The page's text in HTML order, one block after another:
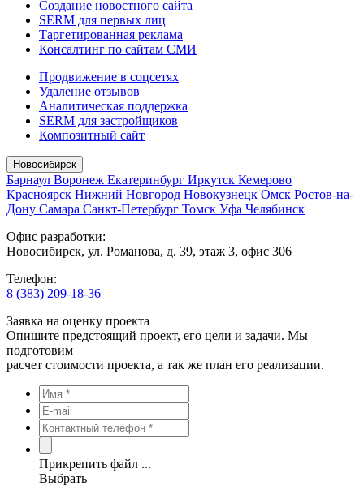
Создание новостного сайта
SERM для первых лиц
Таргетированная реклама
Консалтинг по сайтам СМИ
Продвижение в соцсетях
Удаление отзывов
Аналитическая поддержка
SERM для застройщиков
Композитный сайт
Новосибирск
Барнаул Воронеж Екатеринбург Иркутск Кемерово
Красноярск Нижний Новгород Новокузнецк Омск Ростов-на-
Дону Самара Санкт-Петербург Томск Уфа Челябинск
Офис разработки:
Новосибирск, ул. Романова, д. 39, этаж 3, офис 306
Телефон:
8 (383) 209-18-36
Заявка на оценку проекта
Опишите предстоящий проект, его цели и задачи. Мы
подготовим
расчет стоимости проекта, а так же план его реализации.
Прикрепить файл ...
Выбрать